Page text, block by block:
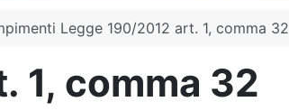
Legge 190/2012 art. 1, comma 32
1, comma 32